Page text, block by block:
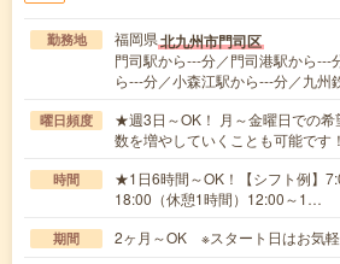
勤務地 福岡県北九州市門司区
門司駅から---分／門司港駅から---
ら---分／小森江駅から---分／九州
曜日頻度
★週3日～OK！ 月～金曜日での希
数を増やしていくことも可能です！
時間
★1日6時間～OK！【シフト例】
18:00（休憩1時間）12:00～1…
期間 2ヶ月～OK ※スタート日はお気軽